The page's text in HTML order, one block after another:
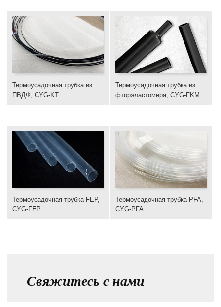
Термоусадочная трубка из
ПВДФ, CYG-KT
Термоусадочная трубка из
фторэластомера, CYG-FKM
Термоусадочная трубка FEP,
CYG-FEP
Термоусадочная трубка PFA,
CYG-PFA
Свяжитесь с нами